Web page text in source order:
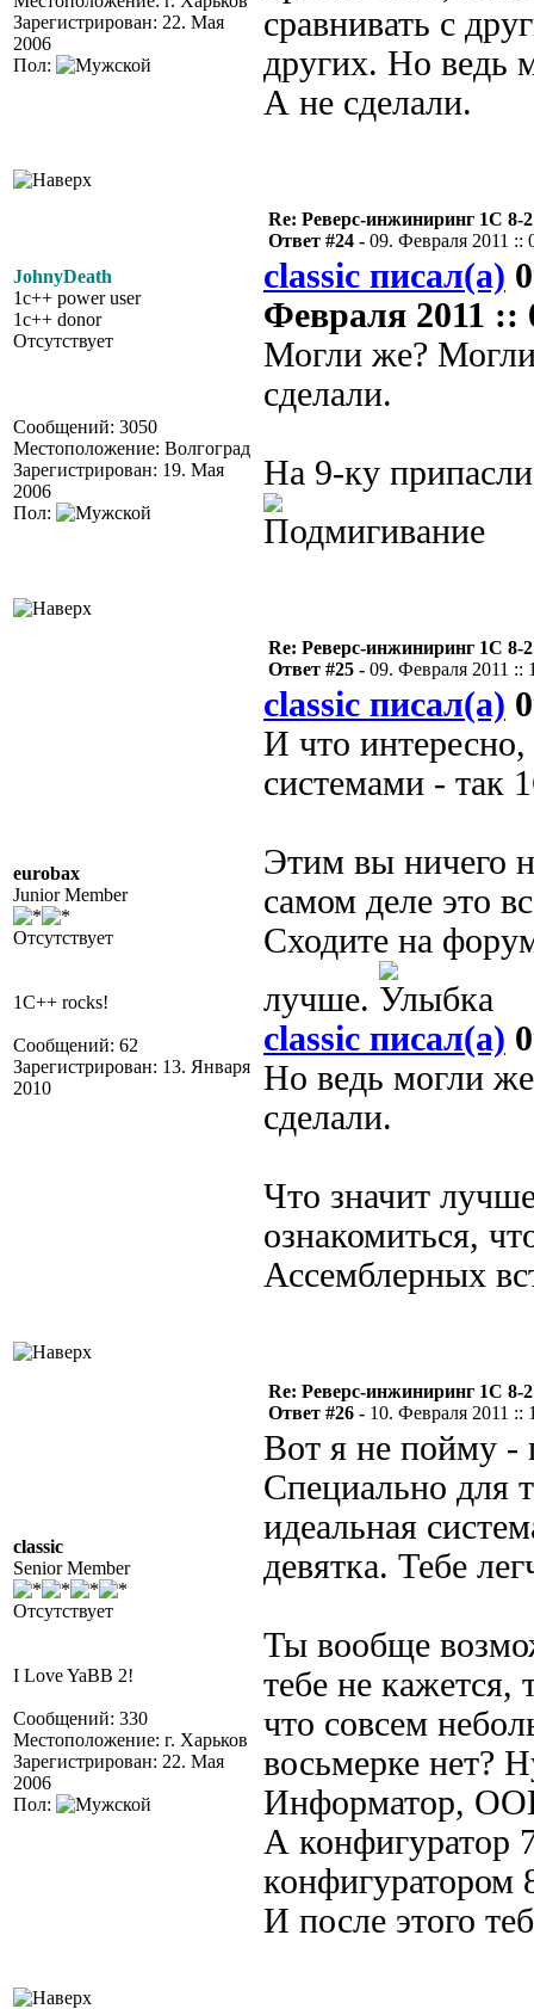
Зарегистрирован: 22. Мая
2006
Пол:
сравнивать с
других. Но ведь
А не сделали.
JohnyDeath
1c++ power user
1c++ donor
Отсутствует
Сообщений: 3050
Местоположение: Волгоград
Зарегистрирован: 19. Мая
2006
Пол:
Re: Реверс-инжиниринг 1С 8-2
Ответ #24 - 09. Февраля 2011 ::
classic писал(а)
Февраля 2011 ::
Могли же?
сделали.
На 9-ку припасли
eurobax
Junior Member
Отсутствует
1C++ rocks!
Сообщений: 62
Зарегистрирован: 13. Января
2010
Re: Реверс-инжиниринг 1С 8-2
Ответ #25 - 09. Февраля 2011 ::
classic писал(а)
И что интересно,
системами - так
Этим вы ничего
самом деле это
Сходите на
лучше.
classic писал(а)
Но ведь могли
сделали.
Что значит
ознакомиться,
Ассемблерных
classic
Senior Member
Отсутствует
I Love YaBB 2!
Сообщений: 330
Местоположение: г. Харьков
Зарегистрирован: 22. Мая
2006
Пол:
Re: Реверс-инжиниринг 1С 8-2
Ответ #26 - 10. Февраля 2011 ::
Вот я не пойму -
Специально для
идеальная
девятка. Тебе
Ты вообще
тебе не кажется,
что совсем
восьмерке нет?
Информатор,
А конфигуратор
конфигуратором
И после этого